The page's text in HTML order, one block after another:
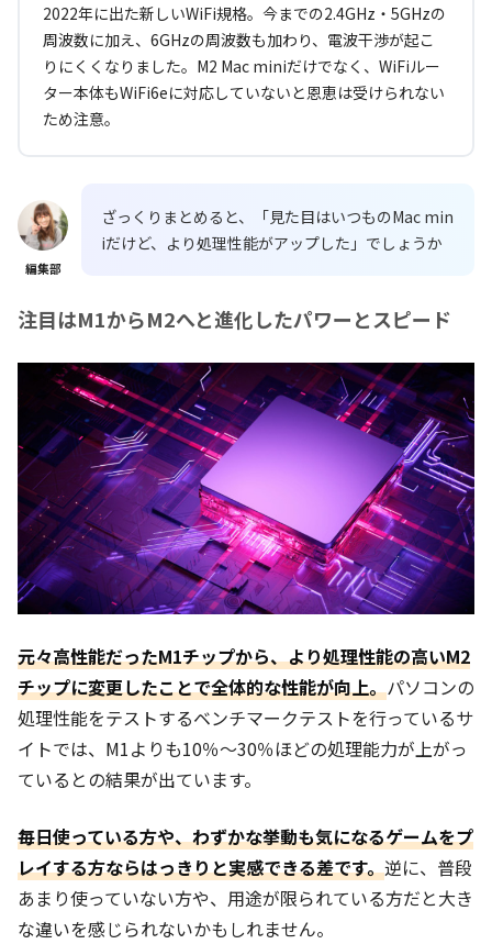
2022年に出た新しいWiFi規格。今までの2.4GHz・5GHzの
周波数に加え、6GHzの周波数も加わり、電波干渉が起こ
りにくくなりました。M2 Mac miniだけでなく、WiFiルー
ター本体もWiFi6eに対応していないと恩恵は受けられない
ため注意。
編集部
ざっくりまとめると、「見た目はいつものMac min
iだけど、より処理性能がアップした」でしょうか
注目はM1からM2へと進化したパワーとスピード
元々高性能だったM1チップから、より処理性能の高いM2
チップに変更したことで全体的な性能が向上。パソコンの
処理性能をテストするベンチマークテストを行っているサ
イトでは、M1よりも10％～30％ほどの処理能力が上がっ
ているとの結果が出ています。
毎日使っている方や、わずかな挙動も気になるゲームをプ
レイする方ならはっきりと実感できる差です。逆に、普段
あまり使っていない方や、用途が限られている方だと大き
な違いを感じられないかもしれません。